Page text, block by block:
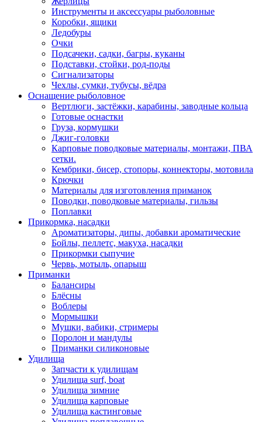
Инструменты и аксессуары рыболовные
Коробки, ящики
Ледобуры
Очки
Подсачеки, садки, багры, куканы
Подставки, стойки, род-поды
Сигнализаторы
Чехлы, сумки, тубусы, вёдра
Оснащение рыболовное
Вертлюги, застёжки, карабины, заводные кольца
Готовые оснастки
Груза, кормушки
Джиг-головки
Карповые поводковые материалы, монтажи, ПВА
сетки.
Кембрики, бисер, стопоры, коннекторы, мотовила
Крючки
Материалы для изготовления приманок
Поводки, поводковые материалы, гильзы
Поплавки
Прикормка, насадки
Ароматизаторы, дипы, добавки ароматические
Бойлы, пеллетс, макуха, насадки
Прикормки сыпучие
Червь, мотыль, опарыш
Приманки
Балансиры
Блёсны
Воблеры
Мормышки
Мушки, вабики, стримеры
Поролон и мандулы
Приманки силиконовые
Удилища
Запчасти к удилищам
Удилища surf, boat
Удилища зимние
Удилища карповые
Удилища кастинговые